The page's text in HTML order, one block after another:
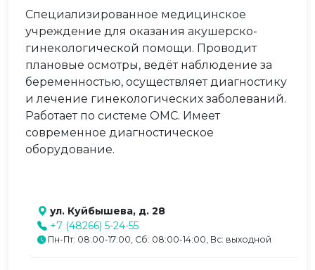
Специализированное медицинское
учреждение для оказания акушерско-
гинекологической помощи. Проводит
плановые осмотры, ведёт наблюдение за
беременностью, осуществляет диагностику
и лечение гинекологических заболеваний.
Работает по системе ОМС. Имеет
современное диагностическое
оборудование.
ул. Куйбышева, д. 28
+7 (48266) 5-24-55
Пн-Пт: 08:00-17:00, Сб: 08:00-14:00, Вс: выходной